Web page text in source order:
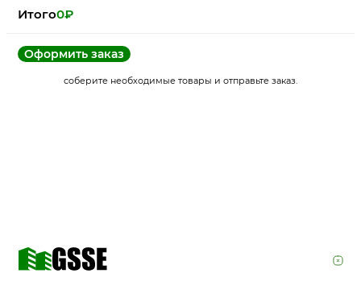
Итого0₽
Оформить заказ
соберите необходимые товары и отправьте заказ.